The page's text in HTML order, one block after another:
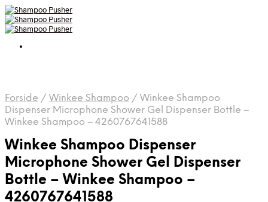
Forside / Winkee Shampoo / Winkee Shampoo
Dispenser Microphone Shower Gel Dispenser Bottle –
Winkee Shampoo – 4260767641588
Winkee Shampoo Dispenser
Microphone Shower Gel Dispenser
Bottle – Winkee Shampoo –
4260767641588